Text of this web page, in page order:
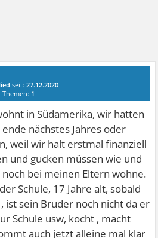
seit:27.12.2020
Themen: 1
in Südamerika, wir hatten
nächstes Jahres oder
weil wir halt erstmal finanziell
und gucken müssen wie und
bei meinen Eltern wohne.
Schule, 17 Jahre alt, sobald
ist sein Bruder noch nicht da er
Schule usw, kocht , macht
auch jetzt alleine mal klar